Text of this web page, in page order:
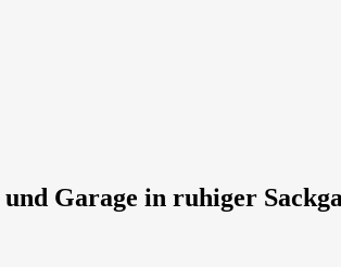
Garage in ruhiger